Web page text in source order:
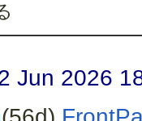
Jun 2026